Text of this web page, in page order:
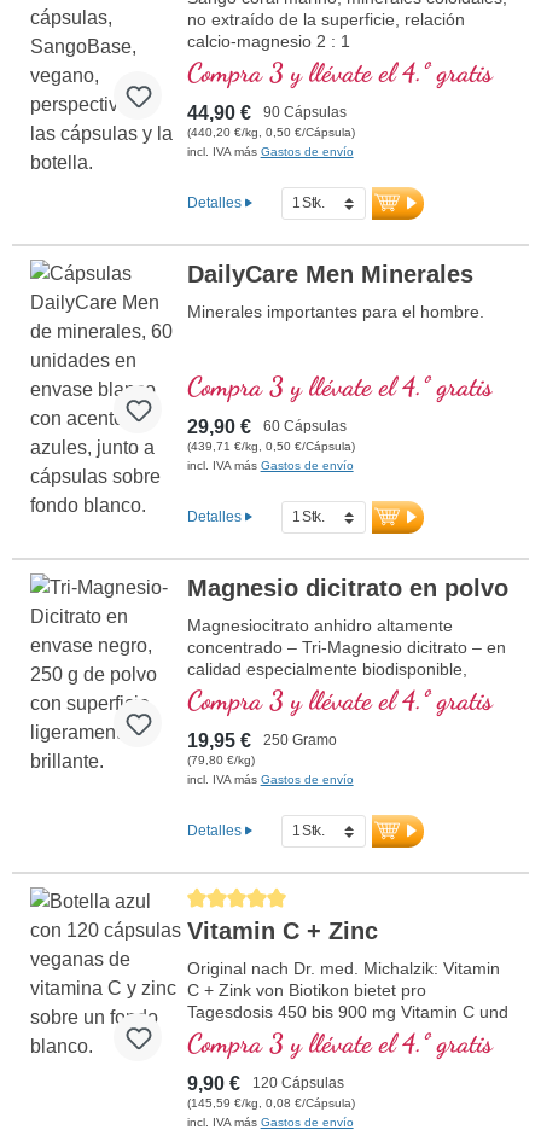
biodisponibilidad óptima
Apoya la salud ósea y la función
muscular
Obtenido de manera sostenible y
probado para su pureza
Vegano, sin aditivos artificiales
Producido en Alemania, desarrollado por
Más de 20 años de experiencia en la
investigación de micronutrientes
no extraído de la superficie, relación
calcio-magnesio 2 : 1
Compra 3 y llévate el 4.º gratis
44,90 € 90 Cápsulas
(440,20 €/kg, 0,50 €/Cápsula)
incl. IVA más Gastos de envío
Detalles
DailyCare Men Minerales
Minerales importantes para el hombre.
Compra 3 y llévate el 4.º gratis
29,90 € 60 Cápsulas
(439,71 €/kg, 0,50 €/Cápsula)
incl. IVA más Gastos de envío
Detalles
Magnesio dicitrato en polvo
Magnesiocitrato anhidro altamente
concentrado – Tri-Magnesio dicitrato – en
calidad especialmente biodisponible,
paquete de 3 meses
Compra 3 y llévate el 4.º gratis
19,95 € 250 Gramo
(79,80 €/kg)
incl. IVA más Gastos de envío
Detalles
Calificación promedio de 5 de 5 estrellas
Vitamin C + Zinc
Original nach Dr. med. Michalzik: Vitamin
C + Zink von Biotikon bietet pro
Tagesdosis 450 bis 900 mg Vitamin C und
10 bis 20 mg organisch gebundenes Zink.
Diese Kombination unterstützt das
Immunsystem und trägt zum Schutz der
Zellen vor oxidativem Stress bei.
Kapselinhalt frei von jeglichen
Compra 3 y llévate el 4.º gratis
9,90 € 120 Cápsulas
(145,59 €/kg, 0,08 €/Cápsula)
incl. IVA más Gastos de envío